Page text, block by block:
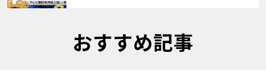
おすすめ記事